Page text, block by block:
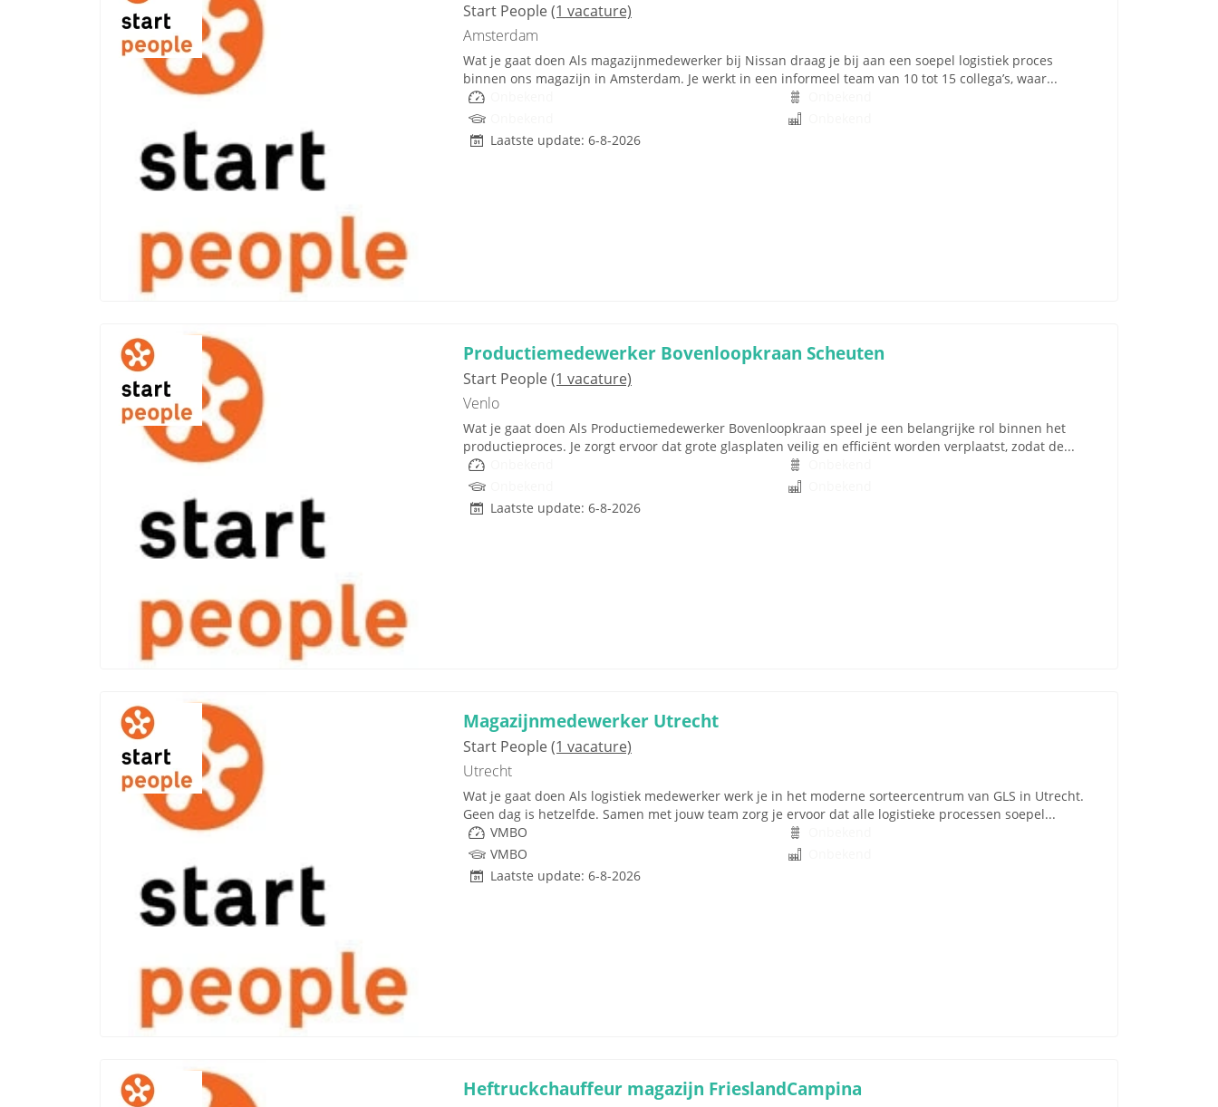
Start People(1 vacature)
Amsterdam
Wat je gaat doen Als magazijnmedewerker bij Nissan draag je bij aan een soepel logistiek proces
binnen ons magazijn in Amsterdam. Je werkt in een informeel team van 10 tot 15 collega’s, waar...
Laatste update: 6-8-2026
Productiemedewerker Bovenloopkraan Scheuten
Start People(1 vacature)
Venlo
Wat je gaat doen Als Productiemedewerker Bovenloopkraan speel je een belangrijke rol binnen het
productieproces. Je zorgt ervoor dat grote glasplaten veilig en efficiënt worden verplaatst, zodat de...
Laatste update: 6-8-2026
Magazijnmedewerker Utrecht
Start People(1 vacature)
Utrecht
Wat je gaat doen Als logistiek medewerker werk je in het moderne sorteercentrum van GLS in Utrecht.
Geen dag is hetzelfde. Samen met jouw team zorg je ervoor dat alle logistieke processen soepel...
VMBO
VMBO
Laatste update: 6-8-2026
Heftruckchauffeur magazijn FrieslandCampina